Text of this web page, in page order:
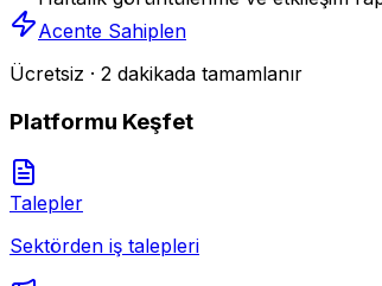
Acente Sahiplen
Ücretsiz · 2 dakikada tamamlanır
Platformu Keşfet
Talepler
Sektörden iş talepleri